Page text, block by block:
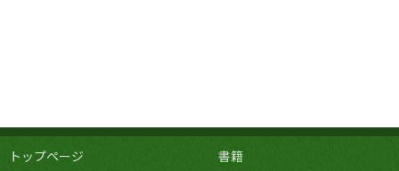
トップページ
書籍